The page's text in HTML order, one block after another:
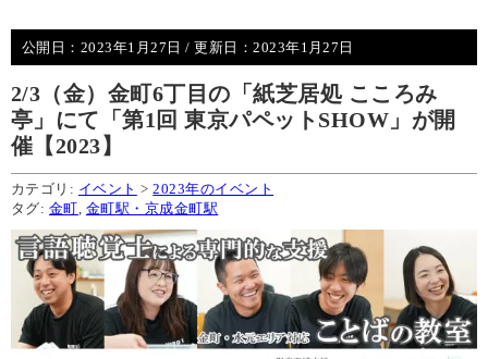
公開日： 2023年1月27日 / 更新日：2023年1月27日
2/3（金）金町6丁目の「紙芝居処 こころみ
亭」にて「第1回 東京パペットSHOW」が開
催【2023】
カテゴリ: イベント >2023年のイベント
タグ: 金町 金町駅・京成金町駅